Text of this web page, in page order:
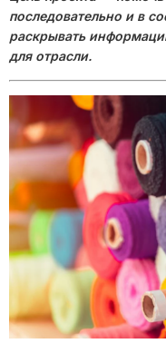
последовательно и в
раскрывать
для отрасли.